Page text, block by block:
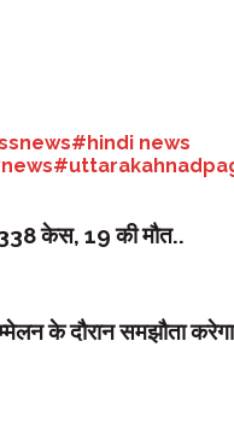
#hindi news
केस, 19 की मौत..
के दौरान समझौता करेगा